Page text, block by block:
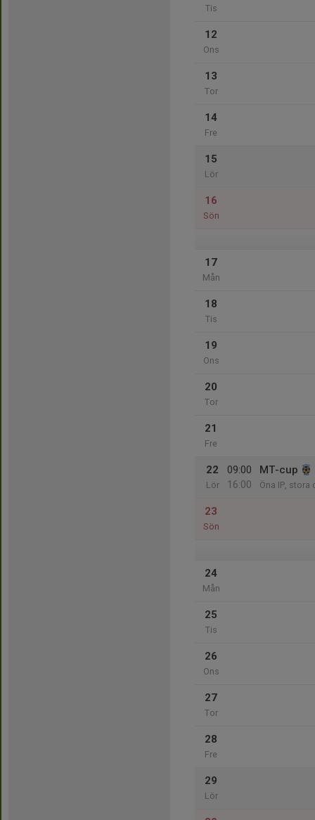
Tis
12
Ons
13
Tor
14
Fre
15
Lör
16
Sön
17
Mån
18
Tis
19
Ons
20
Tor
21
Fre
22
Lör
09:00
16:00
MT-cup
Öna IP, stora
23
Sön
24
Mån
25
Tis
26
Ons
27
Tor
28
Fre
29
Lör